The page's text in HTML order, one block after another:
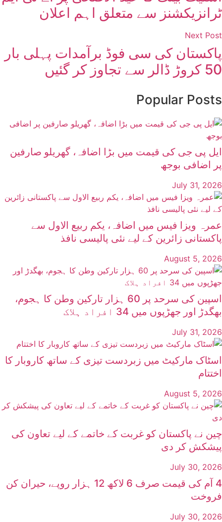
ٹرانزیکشنز سے متعلق اہم اعلان
Next Post
پاکستان کی سی فوڈ برآمدات پہلی بار
50 کروڑ ڈالر سے تجاوز کر گئیں
Popular Posts
ایل پی جی کی قیمت میں بڑا اضافہ، گھریلو صارفین
پر اضافی بوجھ
July 31, 2026
عمرہ ویزا فیس میں اضافہ، یکم ربیع الاول سے
پاکستانی زائرین کے لیے نئی پالیسی نافذ
August 5, 2026
اسپین کی سرحد پر 60 ہزار تارکین وطن کا ہجوم،
بھگدڑ اور جھڑپوں میں 34 افراد ہلاک
July 31, 2026
اسٹاک مارکیٹ میں زبردست تیزی کے ساتھ کاروبار کا
اختتام
August 5, 2026
چین نے پاکستان کو غربت کے خاتمے کے لیے تعاون کی
پیشکش کر دی
July 30, 2026
4 آم کی قیمت صرف 6 لاکھ 12 ہزار روپے، حیران کن
فروخت
July 30, 2026